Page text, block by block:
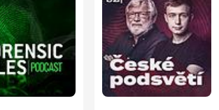
habe immer gekämpft, weil ich
verdient zu leben.
00:36:24 · Leni beschreibt ihre tiefen
durch die jahrelange Misshandlung und
Selbstwert.